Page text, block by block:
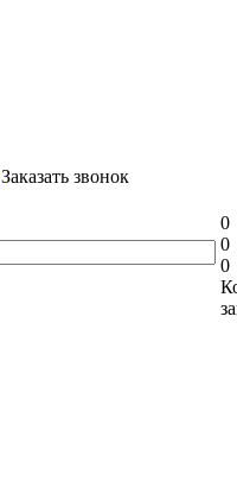
Заказать звонок
0
0
0